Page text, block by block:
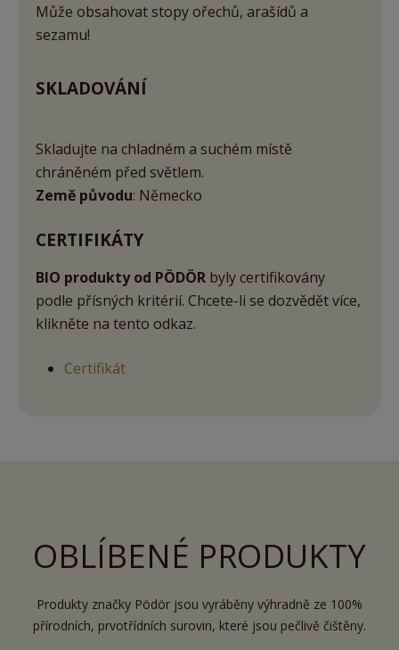
Může obsahovat stopy ořechů, arašídů a
sezamu!
SKLADOVÁNÍ
Skladujte na chladném a suchém místě
chráněném před světlem.
Země původu: Německo
CERTIFIKÁTY
BIO produkty od PÖDÖR byly certifikovány
podle přísných kritérií. Chcete-li se dozvědět více,
klikněte na tento odkaz.
Certifikát
OBLÍBENÉ PRODUKTY
Produkty značky Pödör jsou vyráběny výhradně ze 100%
přírodních, prvotřídních surovin, které jsou pečlivě čištěny.